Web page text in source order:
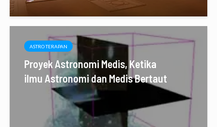
ASTRO TERAPAN
Proyek Astronomi Medis, Ketika
ilmu Astronomi dan Medis Bertaut